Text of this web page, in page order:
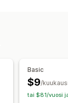
Basic
$9/
tai $81/vuosi